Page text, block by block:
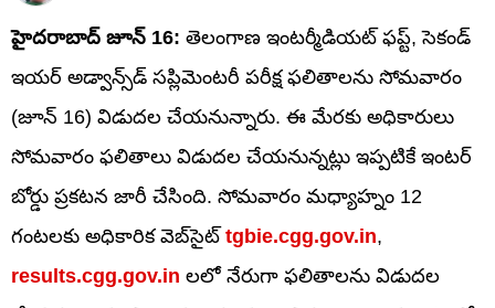
హైదరాబాద్‌ జూన్‌ 16: తెలంగాణ ఇంటర్మీడియట్‌ ఫప్ట్, సెకండ్‌
ఇయర్‌ అడ్వాన్స్‌డ్‌ సప్లిమెంటరీ పరీక్ష ఫలితాలను సోమవారం
(జూన్ 16) విడుదల చేయనున్నారు. ఈ మేరకు అధికారులు
సోమవారం ఫలితాలు విడుదల చేయనున్నట్లు ఇప్పటికే ఇంటర్‌
బోర్డు ప్రకటన జారీ చేసింది. సోమవారం మధ్యాహ్నం 12
గంటలకు అధికారిక వెబ్‌సైట్‌ tgbie.cgg.gov.in,
results.cgg.gov.in లలో నేరుగా ఫలితాలను విడుదల